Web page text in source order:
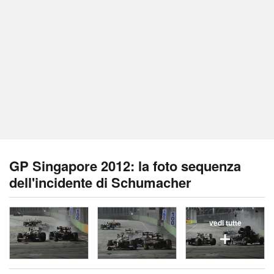
GP Singapore 2012: la foto sequenza
dell'incidente di Schumacher
vedi tutte